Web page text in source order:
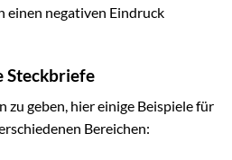
einen negativen Eindruck
Steckbriefe
geben, hier einige Beispiele für
Bereichen: